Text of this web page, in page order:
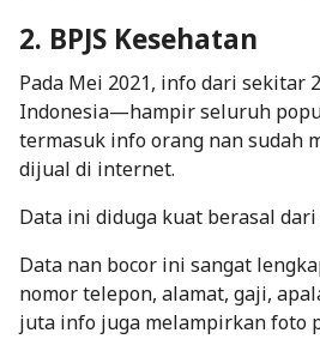
2. BPJS Kesehatan
Pada Mei 2021, info dari sekitar
Indonesia—hampir seluruh
termasuk info orang nan sudah
dijual di internet.
Data ini diduga kuat berasal dari
Data nan bocor ini sangat
nomor telepon, alamat, gaji,
juta info juga melampirkan foto